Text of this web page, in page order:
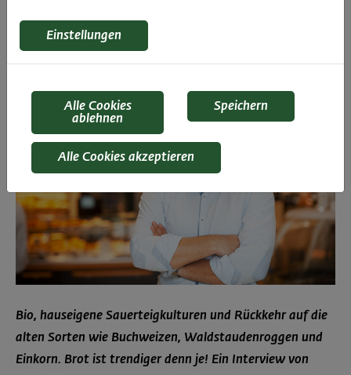
Bio, hauseigene Sauerteigkulturen und Rückkehr auf die
alten Sorten wie Buchweizen, Waldstaudenroggen und
Einkorn. Brot ist trendiger denn je! Ein Interview von
Einstellungen
Alle Cookies
ablehnen
Speichern
Alle Cookies akzeptieren